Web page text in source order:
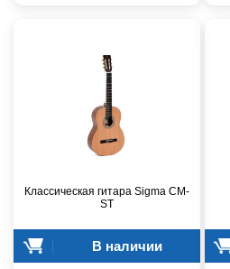
Классическая гитара Sigma CM-
ST
В наличии